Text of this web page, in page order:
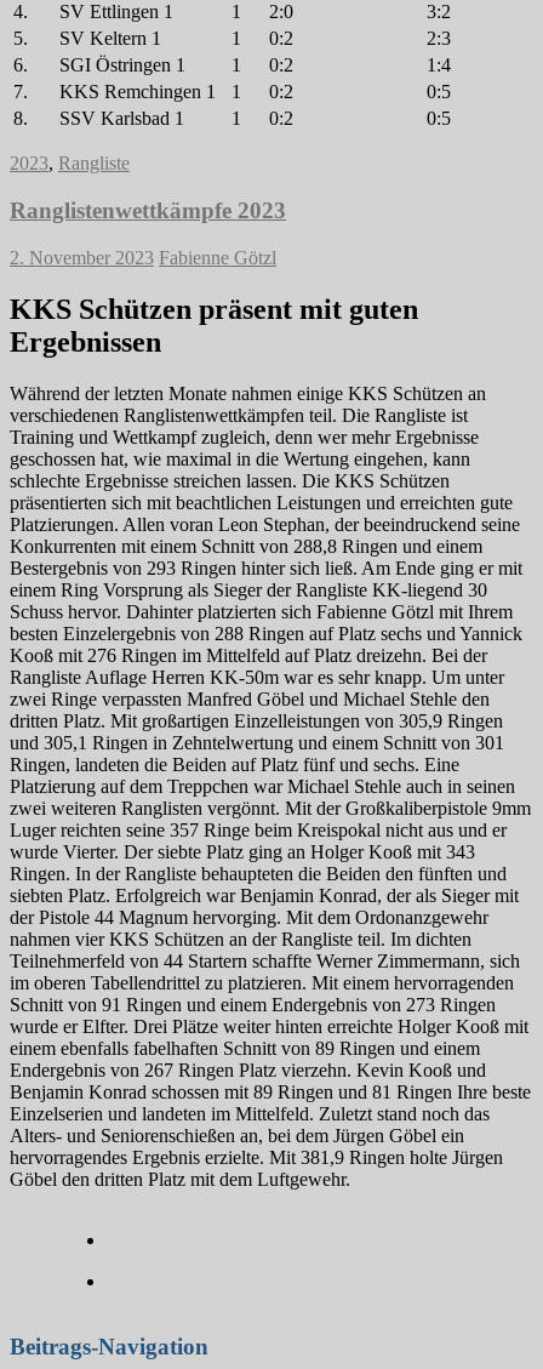
4.
SV Ettlingen 1 1 2:0
3:2
5.
SV Keltern 1 1 0:2
2:3
6.
SGI Östringen 1 1 0:2
1:4
7.
KKS Remchingen 1 1 0:2
0:5
8.
SSV Karlsbad 1 1 0:2 0:5
2023, Rangliste
Ranglistenwettkämpfe 2023
2. November 2023 Fabienne Götzl
KKS Schützen präsent mit guten
Ergebnissen
Während der letzten Monate nahmen einige KKS Schützen an
verschiedenen Ranglistenwettkämpfen teil. Die Rangliste ist
Training und Wettkampf zugleich, denn wer mehr Ergebnisse
geschossen hat, wie maximal in die Wertung eingehen, kann
schlechte Ergebnisse streichen lassen. Die KKS Schützen
präsentierten sich mit beachtlichen Leistungen und erreichten gute
Platzierungen. Allen voran Leon Stephan, der beeindruckend seine
Konkurrenten mit einem Schnitt von 288,8 Ringen und einem
Bestergebnis von 293 Ringen hinter sich ließ. Am Ende ging er mit
einem Ring Vorsprung als Sieger der Rangliste KK-liegend 30
Schuss hervor. Dahinter platzierten sich Fabienne Götzl mit Ihrem
besten Einzelergebnis von 288 Ringen auf Platz sechs und Yannick
Kooß mit 276 Ringen im Mittelfeld auf Platz dreizehn. Bei der
Rangliste Auflage Herren KK-50m war es sehr knapp. Um unter
zwei Ringe verpassten Manfred Göbel und Michael Stehle den
dritten Platz. Mit großartigen Einzelleistungen von 305,9 Ringen
und 305,1 Ringen in Zehntelwertung und einem Schnitt von 301
Ringen, landeten die Beiden auf Platz fünf und sechs. Eine
Platzierung auf dem Treppchen war Michael Stehle auch in seinen
zwei weiteren Ranglisten vergönnt. Mit der Großkaliberpistole 9mm
Luger reichten seine 357 Ringe beim Kreispokal nicht aus und er
wurde Vierter. Der siebte Platz ging an Holger Kooß mit 343
Ringen. In der Rangliste behaupteten die Beiden den fünften und
siebten Platz. Erfolgreich war Benjamin Konrad, der als Sieger mit
der Pistole 44 Magnum hervorging. Mit dem Ordonanzgewehr
nahmen vier KKS Schützen an der Rangliste teil. Im dichten
Teilnehmerfeld von 44 Startern schaffte Werner Zimmermann, sich
im oberen Tabellendrittel zu platzieren. Mit einem hervorragenden
Schnitt von 91 Ringen und einem Endergebnis von 273 Ringen
wurde er Elfter. Drei Plätze weiter hinten erreichte Holger Kooß mit
einem ebenfalls fabelhaften Schnitt von 89 Ringen und einem
Endergebnis von 267 Ringen Platz vierzehn. Kevin Kooß und
Benjamin Konrad schossen mit 89 Ringen und 81 Ringen Ihre beste
Einzelserien und landeten im Mittelfeld. Zuletzt stand noch das
Alters- und Seniorenschießen an, bei dem Jürgen Göbel ein
hervorragendes Ergebnis erzielte. Mit 381,9 Ringen holte Jürgen
Göbel den dritten Platz mit dem Luftgewehr.
Beitrags-Navigation